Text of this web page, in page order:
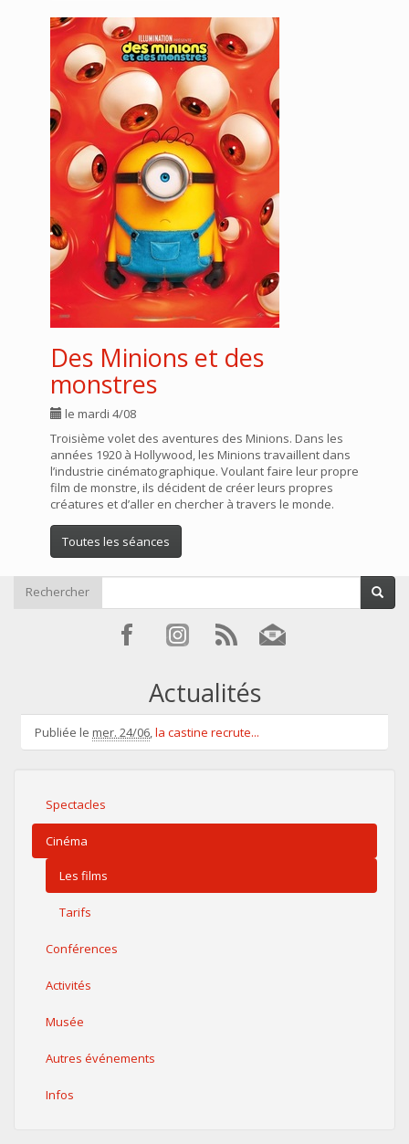
Des Minions et des
monstres
le mardi 4/08
Troisième volet des aventures des Minions. Dans les
années 1920 à Hollywood, les Minions travaillent dans
l’industrie cinématographique. Voulant faire leur propre
film de monstre, ils décident de créer leurs propres
créatures et d’aller en chercher à travers le monde.
Toutes les séances
Rechercher
Actualités
Publiée le mer. 24/06,la castine recrute...
Spectacles
Cinéma
Les films
Tarifs
Conférences
Activités
Musée
Autres événements
Infos